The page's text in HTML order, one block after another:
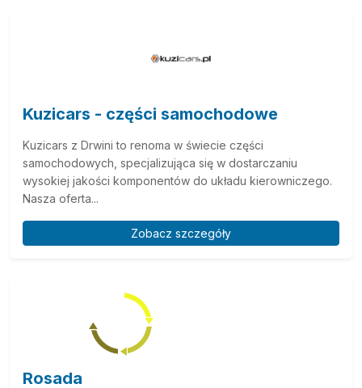
Kuzicars - części samochodowe
Kuzicars z Drwini to renoma w świecie części
samochodowych, specjalizująca się w dostarczaniu
wysokiej jakości komponentów do układu kierowniczego.
Nasza oferta...
Zobacz szczegóły
Rosada